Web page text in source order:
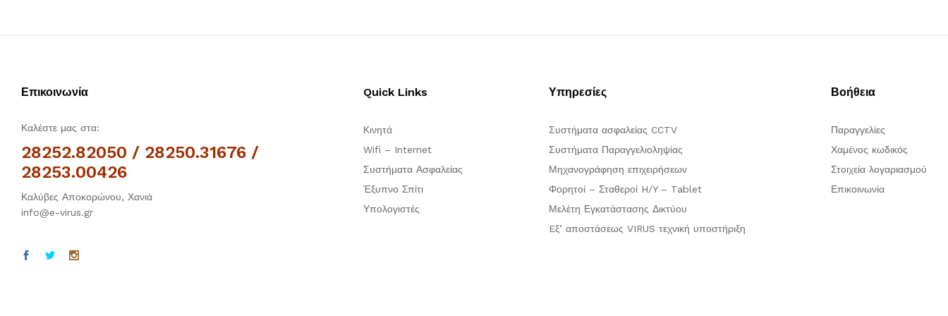
Επικοινωνία
Καλέστε μας στα:
28252.82050 / 28250.31676 /
28253.00426
Καλύβες Αποκορώνου, Χανιά
info@e-virus.gr
Quick Links
Κινητά
Wifi – Internet
Συστήματα Ασφαλείας
Έξυπνο Σπίτι
Υπολογιστές
Υπηρεσίες
Συστήματα ασφαλείας CCTV
Συστήματα Παραγγελιοληψίας
Μηχανογράφηση επιχειρήσεων
Φορητοί – Σταθεροί H/Y – Tablet
Μελέτη Εγκατάστασης Δικτύου
Eξ’ αποστάσεως VIRUS τεχνική υποστήριξη
Βοήθεια
Παραγγελίες
Χαμένος κωδικός
Στοιχεία λογαριασμού
Επικοινωνία